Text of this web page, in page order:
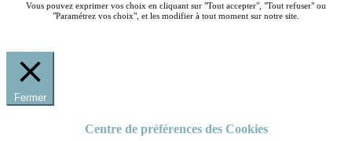
Vous pouvez exprimer vos choix en cliquant sur "Tout accepter", "Tout refuser" ou
"Paramétrez vos choix", et les modifier à tout moment sur notre site.
Fermer
Centre de préférences des Cookies